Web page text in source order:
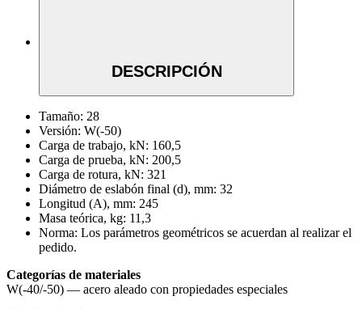
DESCRIPCIÓN
Tamaño: 28
Versión: W(-50)
Carga de trabajo, kN: 160,5
Carga de prueba, kN: 200,5
Carga de rotura, kN: 321
Diámetro de eslabón final (d), mm: 32
Longitud (A), mm: 245
Masa teórica, kg: 11,3
Norma: Los parámetros geométricos se acuerdan al realizar el
pedido.
Categorías de materiales
W(-40/-50) — acero aleado con propiedades especiales